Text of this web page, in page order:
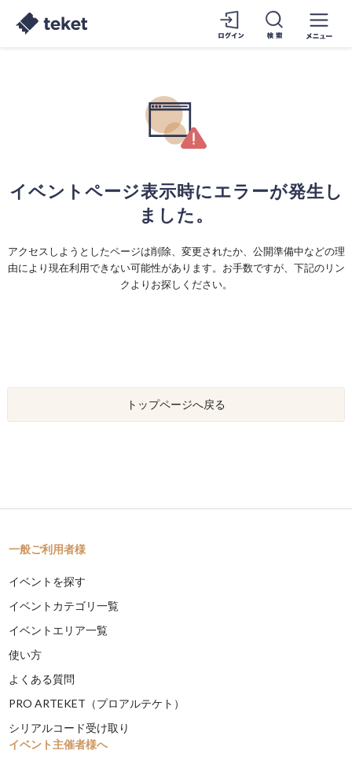
イベントページ表示時にエラーが発生し
ました。
アクセスしようとしたページは削除、変更されたか、公開準備中などの理
由により現在利用できない可能性があります。お手数ですが、下記のリン
クよりお探しください。
トップページへ戻る
一般ご利用者様
イベントを探す
イベントカテゴリ一覧
イベントエリア一覧
使い方
よくある質問
PRO ARTEKET（プロアルテケト）
シリアルコード受け取り
イベント主催者様へ